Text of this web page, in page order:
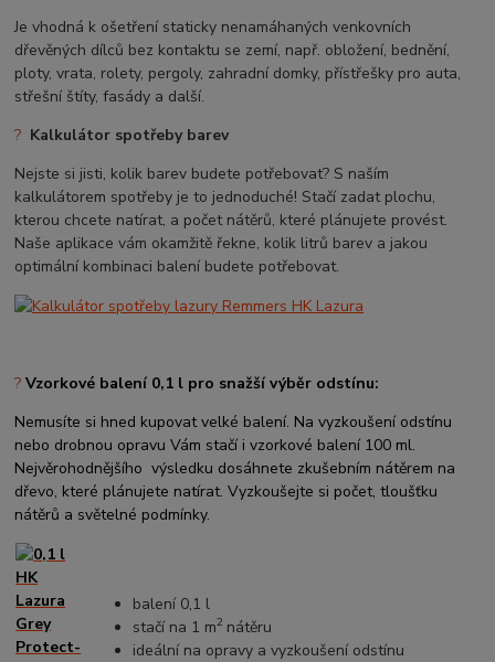
Je vhodná k ošetření staticky nenamáhaných venkovních
dřevěných dílců bez kontaktu se zemí, např. obložení, bednění,
ploty, vrata, rolety, pergoly, zahradní domky, přístřešky pro auta,
střešní štíty, fasády a další.
? Kalkulátor spotřeby barev
Nejste si jisti, kolik barev budete potřebovat? S naším
kalkulátorem spotřeby je to jednoduché! Stačí zadat plochu,
kterou chcete natírat, a počet nátěrů, které plánujete provést.
Naše aplikace vám okamžitě řekne, kolik litrů barev a jakou
optimální kombinaci balení budete potřebovat.
?Vzorkové balení 0,1 l pro snažší výběr odstínu:
Nemusíte si hned kupovat velké balení. Na vyzkoušení odstínu
nebo drobnou opravu Vám stačí i vzorkové balení 100 ml.
Nejvěrohodnějšího výsledku dosáhnete zkušebním nátěrem na
dřevo, které plánujete natírat. Vyzkoušejte si počet, tloušťku
nátěrů a světelné podmínky.
balení 0,1 l
stačí na 1 m2 nátěru
ideální na opravy a vyzkoušení odstínu